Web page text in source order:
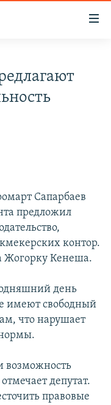
Сапарбаев
предложил
контор.
Жогорку Кенеша.
день
имеют свободный
что нарушает
нормы.
возможность
депутат.
правовые